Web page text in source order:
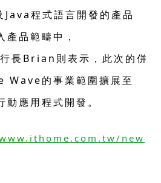
程式語言開發的產品
品範疇中，
長Brian則表示，此次的併
的事業範圍擴展至
應用程式開發。
new